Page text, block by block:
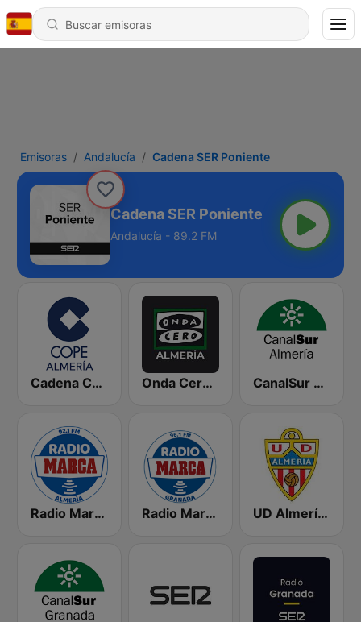
Emisoras Andalucía Cadena SER Poniente
Cadena SER Poniente
Andalucía - 89.2 FM
Cadena COPE Almería Onda Cero Almería CanalSur Radio Almería
Radio Marca Almería Radio Marca Granada UD Almería Radio